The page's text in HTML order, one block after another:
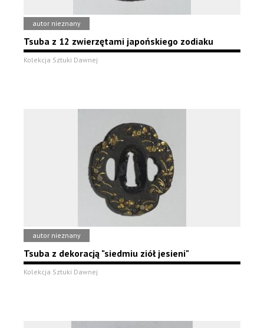
autor nieznany
Tsuba z 12 zwierzętami japońskiego zodiaku
Kolekcja Sztuki Dawnej
autor nieznany
Tsuba z dekoracją "siedmiu ziół jesieni"
Kolekcja Sztuki Dawnej